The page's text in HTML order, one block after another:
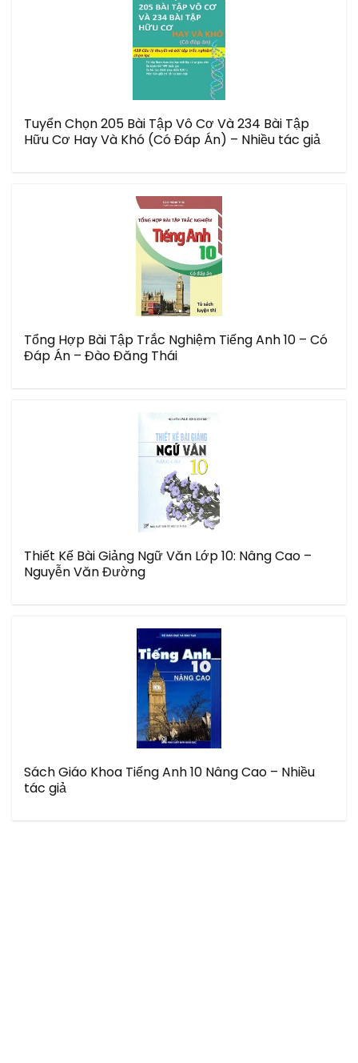
Tuyển Chọn 205 Bài Tập Vô Cơ Và 234 Bài Tập
Hữu Cơ Hay Và Khó (Có Đáp Án) – Nhiều tác giả
Tổng Hợp Bài Tập Trắc Nghiệm Tiếng Anh 10 – Có
Đáp Án – Đào Đăng Thái
Thiết Kế Bài Giảng Ngữ Văn Lớp 10: Nâng Cao –
Nguyễn Văn Đường
Sách Giáo Khoa Tiếng Anh 10 Nâng Cao – Nhiều
tác giả